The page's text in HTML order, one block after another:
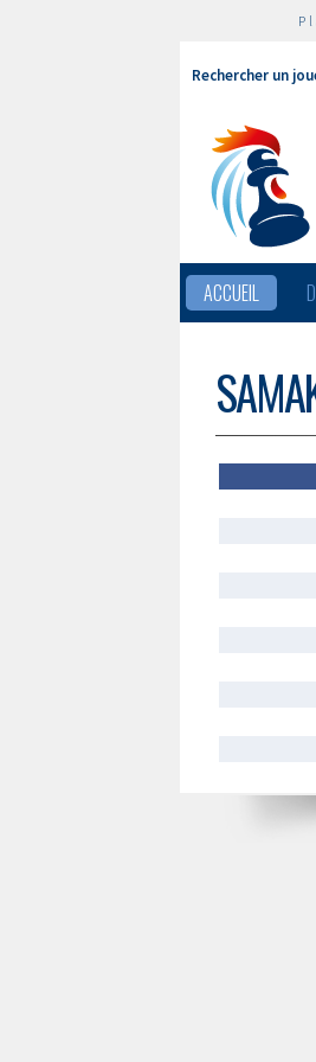
Rechercher un
ACCUEIL